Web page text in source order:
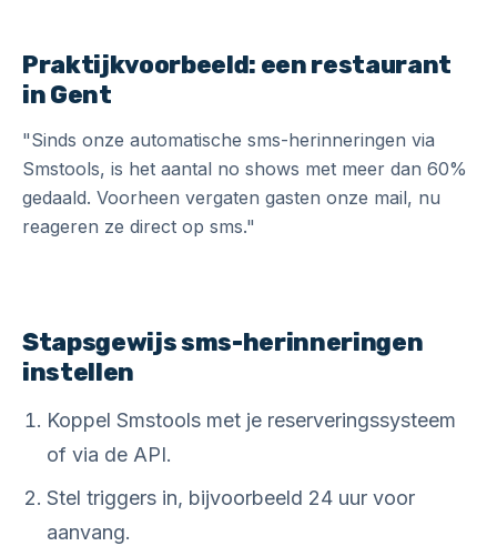
Praktijkvoorbeeld: een restaurant
in Gent
"Sinds onze automatische sms-herinneringen via
Smstools, is het aantal no shows met meer dan 60%
gedaald. Voorheen vergaten gasten onze mail, nu
reageren ze direct op sms."
Stapsgewijs sms-herinneringen
instellen
Koppel Smstools met je reserveringssysteem
of via de API.
Stel triggers in, bijvoorbeeld 24 uur voor
aanvang.